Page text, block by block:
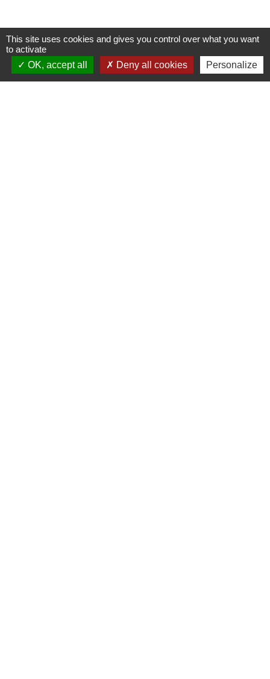
This site uses cookies and gives you control over what you want
to activate
OK, accept all
Deny all cookies Personalize